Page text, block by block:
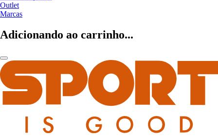
Outlet
Marcas
Adicionando ao carrinho...